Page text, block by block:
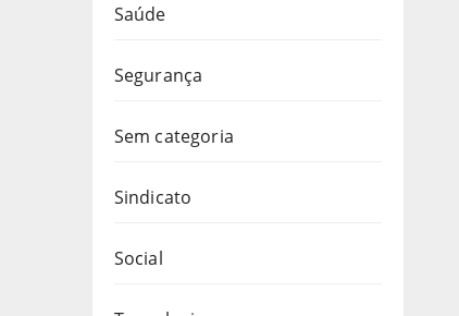
Saúde
Segurança
Sem categoria
Sindicato
Social